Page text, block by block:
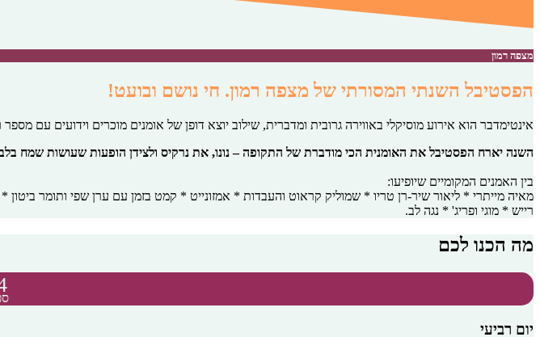
מצפה רמון
הפסטיבל השנתי המסורתי של מצפה רמון. חי נושם ובועט!
אינטימדבר הוא אירוע מוסיקלי באווירה גרובית ומדברית, שילוב יוצא דופן של אומנים מוכרים וידועים עם
השנה יארח הפסטיבל את האומנית הכי מודברת של התקופה – נונו, את נרקיס ולצידן הופעות שעושות שמח
בין האמנים המקומיים שיופיעו:
רייש * מוגי ופריג' * נגה לב.
מה הכנו לכם
יום רביעי